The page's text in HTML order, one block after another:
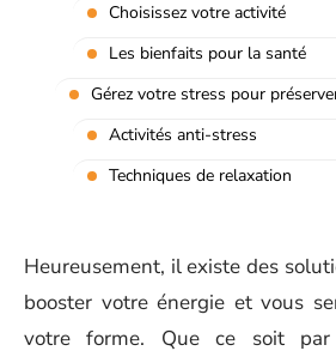
Choisissez votre activité
Les bienfaits pour la santé
Gérez votre stress pour
Activités anti-stress
Techniques de relaxation
Heureusement, il existe des
booster votre énergie et vous
votre forme. Que ce soit par